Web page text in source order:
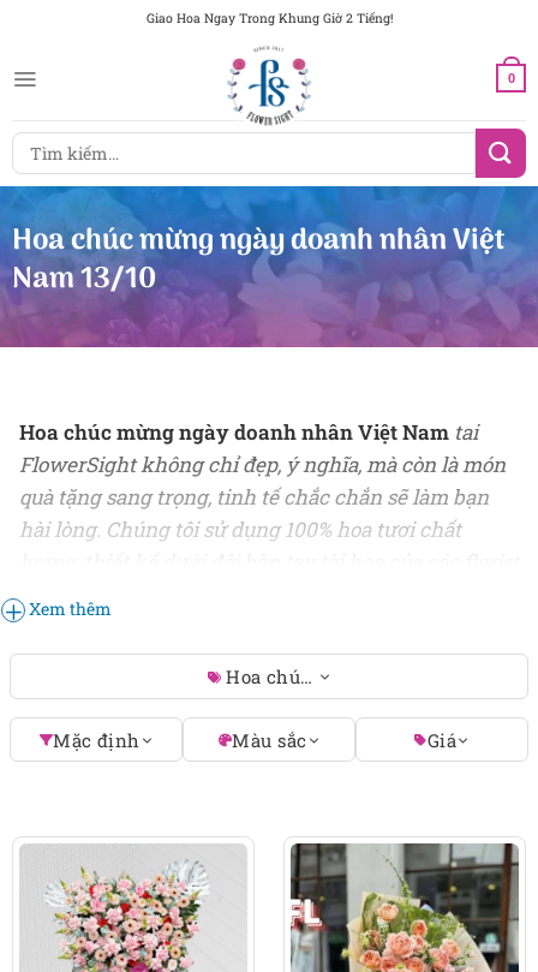
dung
Giao Hoa Ngay Trong Khung Giờ 2 Tiếng!
0
Tìm
kiếm:
Hoa chúc mừng ngày doanh nhân Việt
Nam 13/10
Hoa chúc mừng ngày doanh nhân Việt Nam tai
FlowerSight không chỉ đẹp, ý nghĩa, mà còn là món
quà tặng sang trọng, tinh tế chắc chắn sẽ làm bạn
hài lòng. Chúng tôi sử dụng 100% hoa tươi chất
giàu kinh nghiệm, mang lại những thành phẩm ấn
tượng nhất!
Xem thêm
Hoa chúc mừng ngày doanh nhân
Mặc định Màu sắc Giá